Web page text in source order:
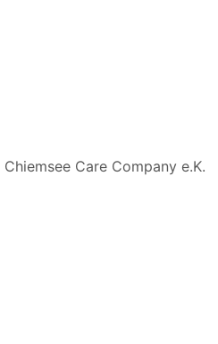
Care Company e.K.